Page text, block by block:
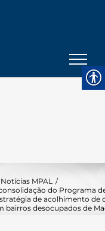
Notícias MPAL /
do Programa
de acolhimento de
bairros desocupados de